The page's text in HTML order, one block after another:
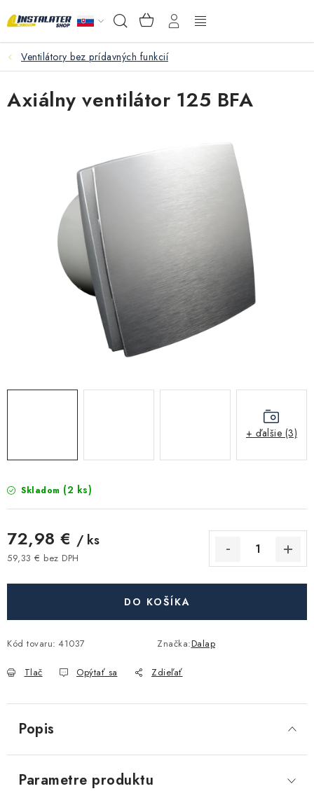
na
Hľadať NÁKUPNÝ
KOŠÍK
Inštalačný materiál
Podlahové kúrenie
Ventily a armatúry
Meranie a regulácia
Kúrenie a chladenie
Komíny a dymovody
Kúpeľňa a sanita
VEĽKOOBCHOD
AKO VYBRAŤ?
Kontakty Poštovné a doprava
Obchodné podmienky
Obchodné podmienky požičovne náradia
Ventilátory bez prídavných funkcií
Skladom (2 ks)
72,98 € / ks
59,33 € bez DPH
DO KOŠÍKA
Kód tovaru: 41037 Značka:Dalap
Tlač Opýtať sa Zdieľať
Axiálny ventilátor 125 BFA
+ ďalšie (3)
Popis
Parametre produktu